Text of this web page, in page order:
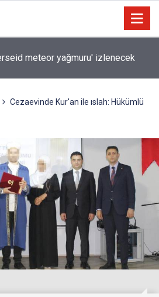
meteor yağmuru' izlenecek
Cezaevinde Kur'an ile ıslah: Hükümlü